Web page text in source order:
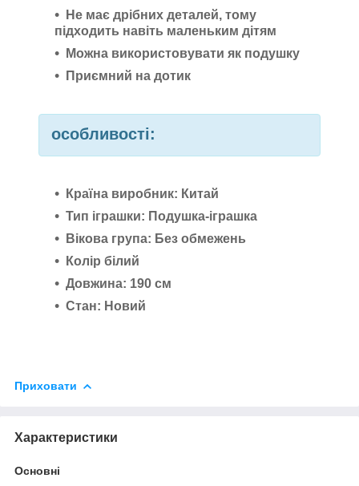
Не має дрібних деталей, тому
підходить навіть маленьким дітям
Можна використовувати як подушку
Приємний на дотик
особливості:
Країна виробник: Китай
Тип іграшки: Подушка-іграшка
Вікова група: Без обмежень
Колір білий
Довжина: 190 см
Стан: Новий
Приховати
Характеристики
Основні